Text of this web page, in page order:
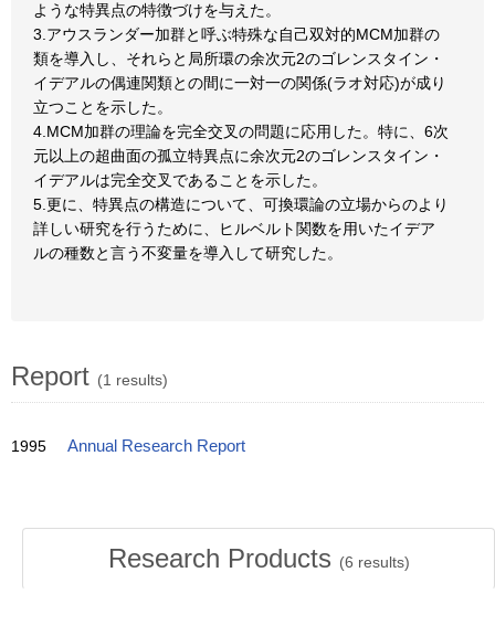
ような特異点の特徴づけを与えた。
3.アウスランダー加群と呼ぶ特殊な自己双対的MCM加群の
類を導入し、それらと局所環の余次元2のゴレンスタイン・
イデアルの偶連関類との間に一対一の関係(ラオ対応)が成り
立つことを示した。
4.MCM加群の理論を完全交叉の問題に応用した。特に、6次
元以上の超曲面の孤立特異点に余次元2のゴレンスタイン・
イデアルは完全交叉であることを示した。
5.更に、特異点の構造について、可換環論の立場からのより
詳しい研究を行うために、ヒルベルト関数を用いたイデア
ルの種数と言う不変量を導入して研究した。
Report (1 results)
1995 Annual Research Report
Research Products (6 results)